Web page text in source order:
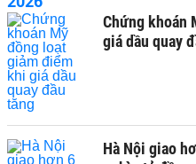
Chứng khoán
giá dầu quay
Hà Nội giao